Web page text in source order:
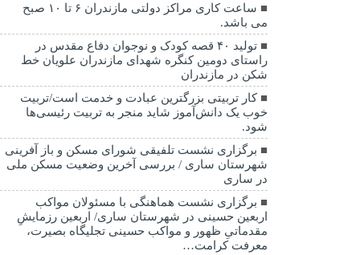
ساعت کاری مراکز دولتی مازندران ۶ تا ۱۰ صبح
می باشد.
تولید ۴۰ قصه کودک و نوجوان دفاع مقدس در
راستای دومین کنگره شهدای مازندران علویان خط
شکن در مازندران
کار تربیتی بزرگترین عبادت و خدمت است/تربیت
خوب یک دانش‌آموز شاید منجر به تربیت رئیسی‌ها
شود.
برگزاری ‌نشست تلفیقی شورای مسکن و باز آفرینی
شهرستان ساری / بررسی آخرین وضعیت مسکن ملی
در ساری
برگزاری نشست هماهنگی با مسئولان مواکب
اربعین حسینی در شهرستان ساری/ اربعین رزمایشِ
مقدماتیِ ظهور و مواکب حسینی تجلیگاه بصیرت،
معرفت کرامت…